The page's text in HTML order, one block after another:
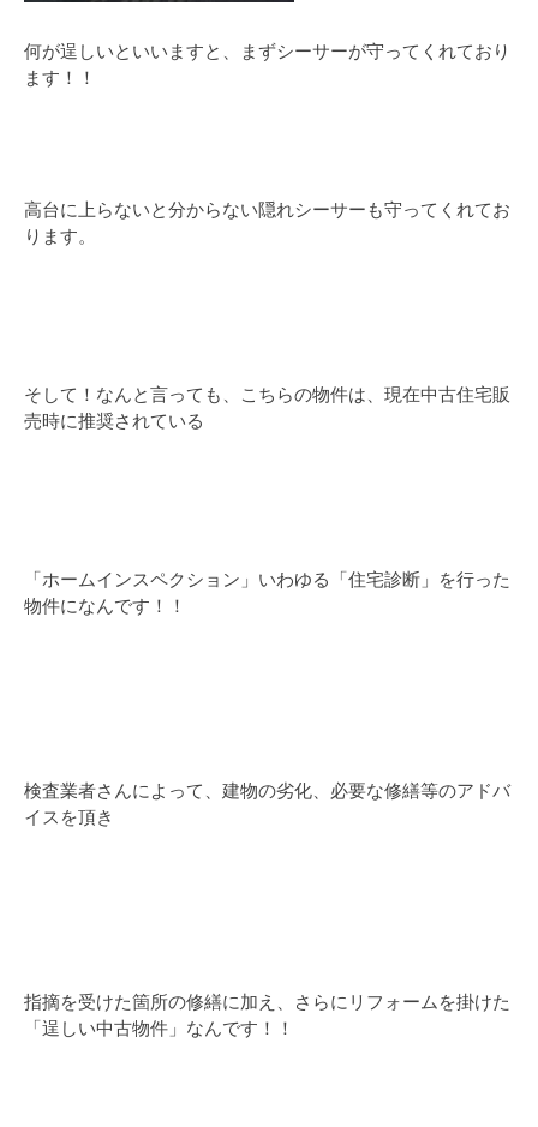
何が逞しいといいますと、まずシーサーが守ってくれており
ます！！
高台に上らないと分からない隠れシーサーも守ってくれてお
ります。
そして！なんと言っても、こちらの物件は、現在中古住宅販
売時に推奨されている
「ホームインスペクション」いわゆる「住宅診断」を行った
物件になんです！！
検査業者さんによって、建物の劣化、必要な修繕等のアドバ
イスを頂き
指摘を受けた箇所の修繕に加え、さらにリフォームを掛けた
「逞しい中古物件」なんです！！